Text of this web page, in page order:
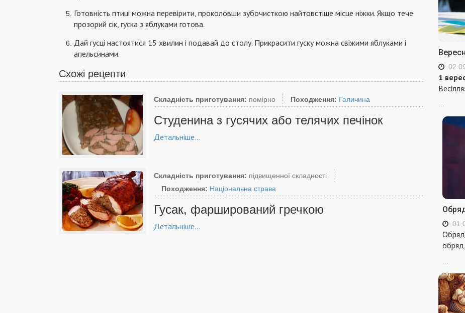
Готовність птиці можна перевірити, проколовши зубочисткою найтовстіше місце ніжки. Якщо тече
прозорий сік, гуска з яблуками готова.
Дай гусці настоятися 15 хвилин і подавай до столу. Прикрасити гуску можна свіжими яблуками і
апельсинами.
Схожі рецепти
Складність приготування: помірно Походження: Галичина
Студенина з гусячих або телячих печінок
Детальніше...
Складність приготування: підвищенної складності
Походження: Національна страва
Гусак, фарширований гречкою
Детальніше...
1
...
...